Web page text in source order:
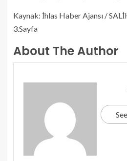
Kaynak: İhlas Haber Ajansı /
3.Sayfa
About The Author